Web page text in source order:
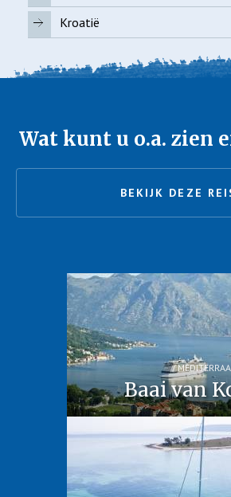
Kroatië
Wat kunt u o.a. zien
BEKIJK DEZE
Baai van